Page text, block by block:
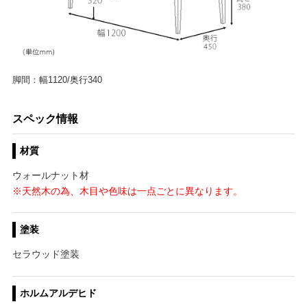
脚間：幅1120/奥行340
スペック情報
材質
ウォールナット材
※天然木の為、木目や色味は一点ごとに異なります。
塗装
セラウッド塗装
ホルムアルデヒド